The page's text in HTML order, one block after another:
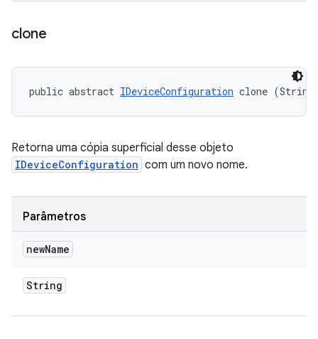
clone
public abstract IDeviceConfiguration clone (String
Retorna uma cópia superficial desse objeto
IDeviceConfiguration com um novo nome.
Parâmetros
newName
String